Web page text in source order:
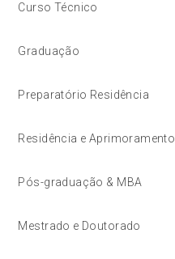
Curso Técnico
Graduação
Preparatório Residência
Residência e Aprimoramento
Pós-graduação & MBA
Mestrado e Doutorado